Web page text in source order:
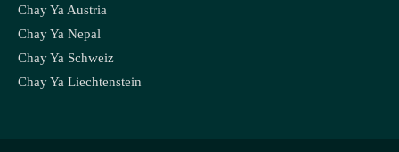
Chay Ya Austria
Chay Ya Nepal
Chay Ya Schweiz
Chay Ya Liechtenstein